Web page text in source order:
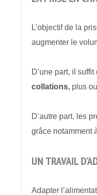
L’objectif de la
augmenter le
D’une part, il suffit
collations, plus
D’autre part, les
grâce notamment
UN TRAVAIL
Adapter